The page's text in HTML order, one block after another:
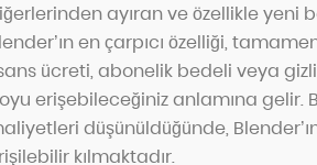
ayıran ve özellikle yeni
en çarpıcı özelliği,
ücreti, abonelik bedeli veya
erişebileceğiniz anlamına gelir.
düşünüldüğünde,
kılmaktadır.